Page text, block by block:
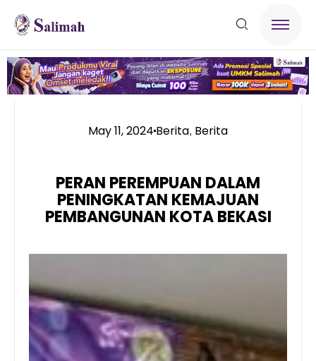
May 11, 2024 Berita, Berita
PERAN PEREMPUAN DALAM
PENINGKATAN KEMAJUAN
PEMBANGUNAN KOTA BEKASI